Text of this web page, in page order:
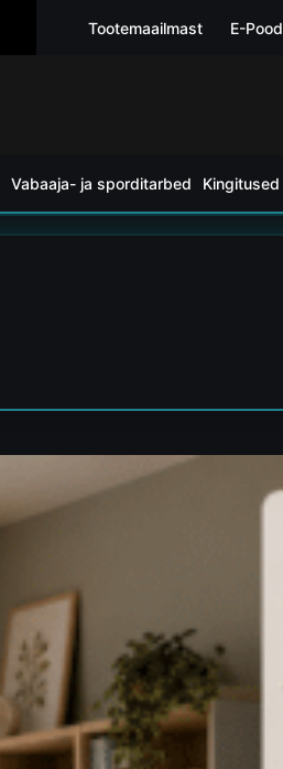
Tootemaailmast E-Pood
Vabaaja- ja sporditarbed Kingitused